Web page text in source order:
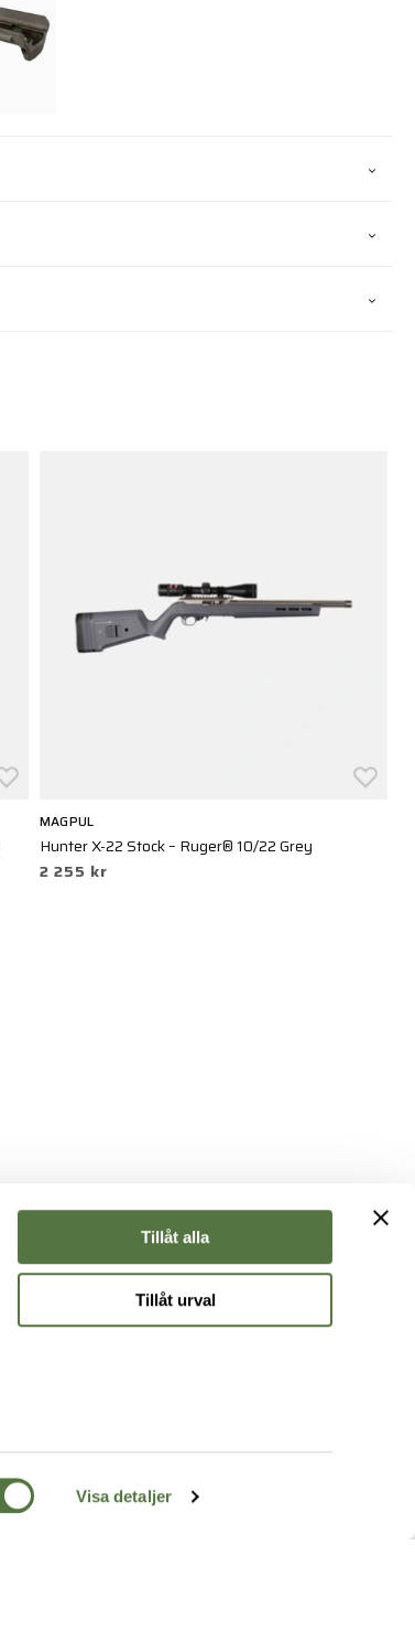
Visa detaljer
Tillåt alla
Tillåt urval
MAGPUL
Hunter X-22 Stock – Ruger® 10/22 Grey
2 255 kr